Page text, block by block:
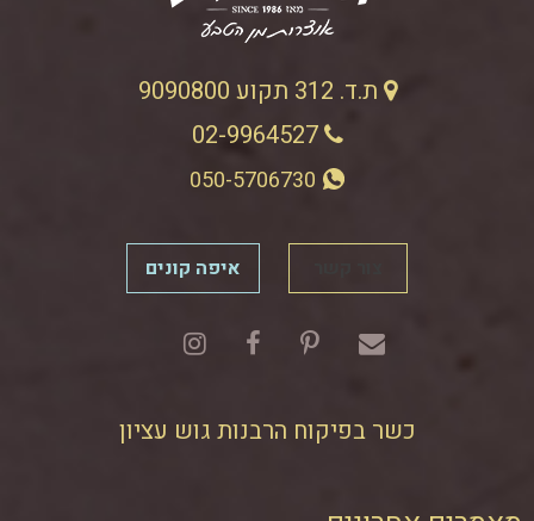
ת.ד. 312 תקוע 9090800
02-9964527
איפה קונים
כשר בפיקוח הרבנות גוש עציון